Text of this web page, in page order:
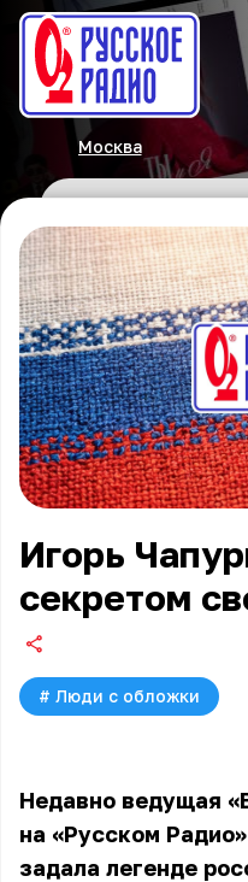
Москва
Игорь
секретом
# Люди с обложки
Недавно ведущая
на «Русском
задала легенде